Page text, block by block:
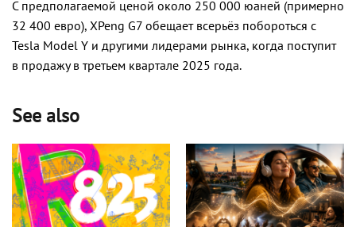
С предполагаемой ценой около 250 000 юаней (примерно
32 400 евро), XPeng G7 обещает всерьёз побороться с
Tesla Model Y и другими лидерами рынка, когда поступит
в продажу в третьем квартале 2025 года.
See also